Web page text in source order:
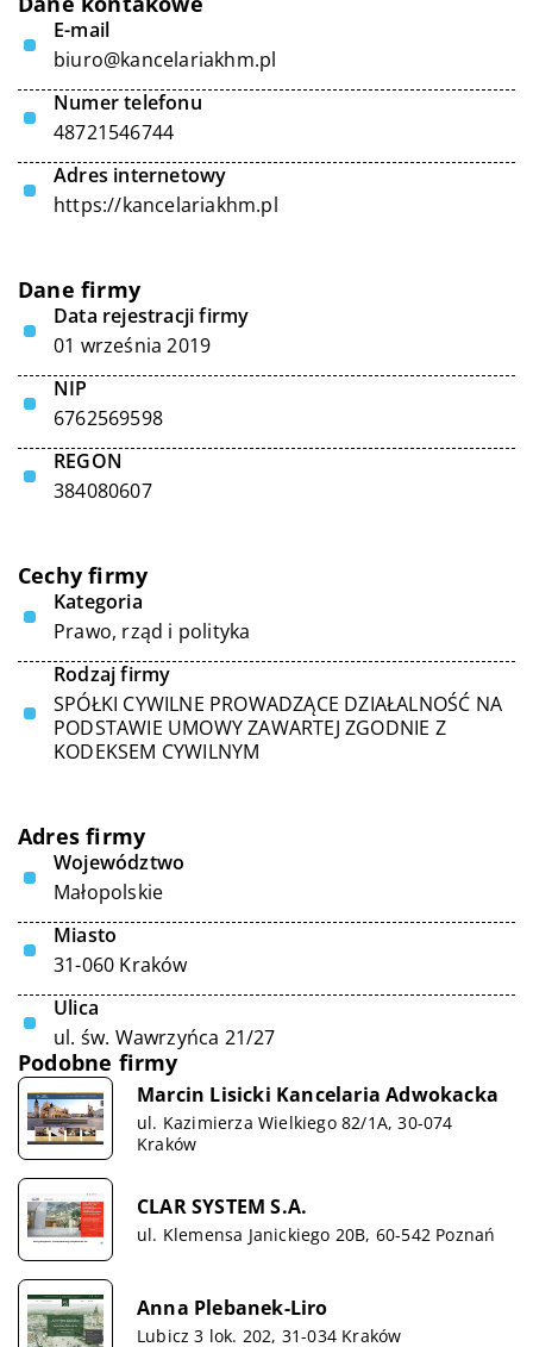
E-mail
biuro@kancelariakhm.pl
Numer telefonu
48721546744
Adres internetowy
https://kancelariakhm.pl
Dane firmy
Data rejestracji firmy
01 września 2019
NIP
6762569598
REGON
384080607
Cechy firmy
Kategoria
Prawo, rząd i polityka
Rodzaj firmy
SPÓŁKI CYWILNE PROWADZĄCE DZIAŁALNOŚĆ NA
PODSTAWIE UMOWY ZAWARTEJ ZGODNIE Z
KODEKSEM CYWILNYM
Adres firmy
Województwo
Małopolskie
Miasto
31-060 Kraków
Ulica
ul. św. Wawrzyńca 21/27
Podobne firmy
Marcin Lisicki Kancelaria Adwokacka
ul. Kazimierza Wielkiego 82/1A, 30-074
Kraków
CLAR SYSTEM S.A.
ul. Klemensa Janickiego 20B, 60-542 Poznań
Anna Plebanek-Liro
Lubicz 3 lok. 202, 31-034 Kraków